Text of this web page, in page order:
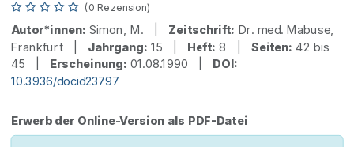
(0 Rezension)
Autor*innen: Simon, M. | Zeitschrift: Dr. med. Mabuse,
Frankfurt | Jahrgang: 15 | Heft: 8 | Seiten: 42 bis
45 | Erscheinung: 01.08.1990 | DOI:
10.3936/docid23797
Erwerb der Online-Version als PDF-Datei